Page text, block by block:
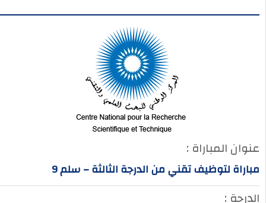
عنوان المباراة :
مباراة لتوظيف تقني من الدرجة الثالثة – سلم 9
الدرجة :